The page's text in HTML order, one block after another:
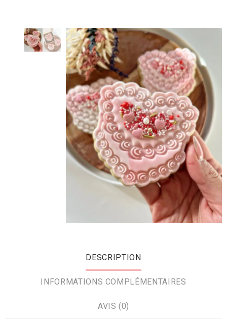
DESCRIPTION
INFORMATIONS COMPLÉMENTAIRES
AVIS (0)